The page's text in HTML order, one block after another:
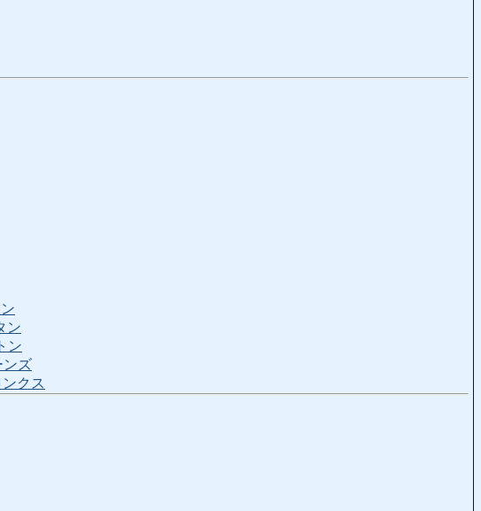
ン
ン
ンズ
クス